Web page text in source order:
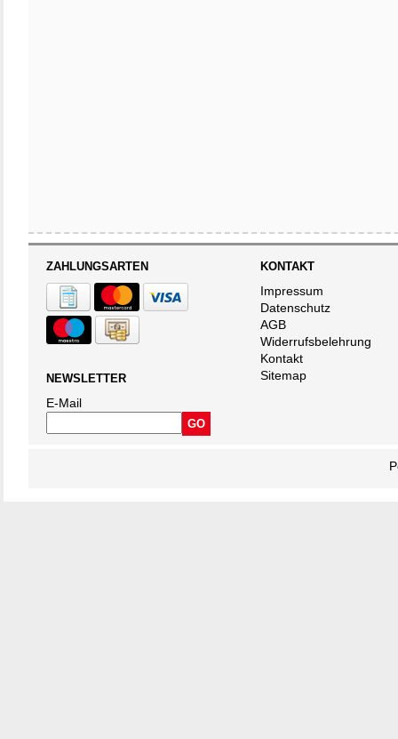
ZAHLUNGSARTEN
NEWSLETTER
E-Mail
KONTAKT
Impressum
Datenschutz
AGB
Widerrufsbelehrung
Kontakt
Sitemap